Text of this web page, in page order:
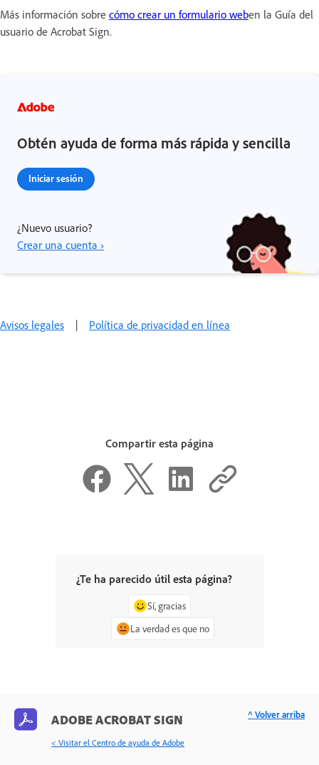
Más información sobre cómo crear un formulario weben la Guía del
usuario de Acrobat Sign.
Obtén ayuda de forma más rápida y sencilla
Iniciar sesión
¿Nuevo usuario?
Crear una cuenta ›
Avisos legales | Política de privacidad en línea
Compartir esta página
¿Te ha parecido útil esta página?
Sí, gracias
La verdad es que no
ADOBE ACROBAT SIGN
< Visitar el Centro de ayuda de Adobe
^ Volver arriba